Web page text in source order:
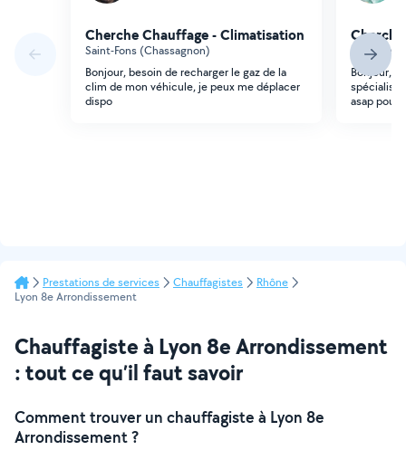
Cherche Chauffage - Climatisation
Saint-Fons (Chassagnon)
Bonjour, besoin de recharger le gaz de la
clim de mon véhicule, je peux me déplacer
dispo
Lyon (Le
Bonjour,
asap pour
Prestations de services Chauffagistes
Rhône
Lyon 8e Arrondissement
Chauffagiste à Lyon 8e Arrondissement
: tout ce qu’il faut savoir
Comment trouver un chauffagiste à Lyon 8e
Arrondissement ?